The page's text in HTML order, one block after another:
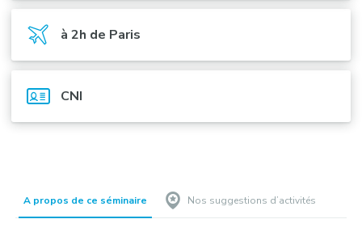
à 2h de Paris
CNI
A propos de ce séminaire Nos suggestions d’activités